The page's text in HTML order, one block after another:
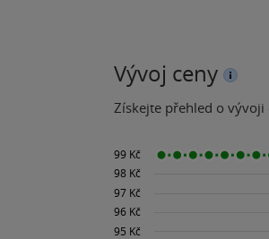
Vývoj ceny
Získejte přehled o vývoji